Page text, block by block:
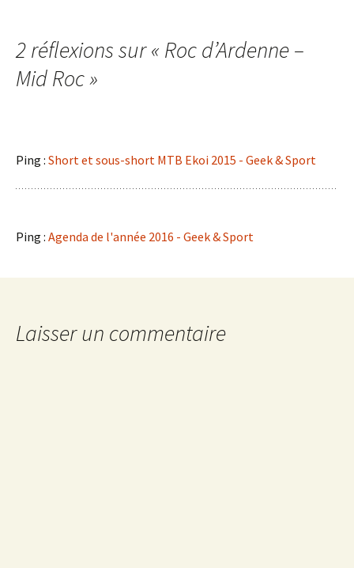
articles
2 réflexions sur « Roc d’Ardenne –
Mid Roc»
Ping : Short et sous-short MTB Ekoi 2015 - Geek & Sport
Ping : Agenda de l'année 2016 - Geek & Sport
Laisser un commentaire